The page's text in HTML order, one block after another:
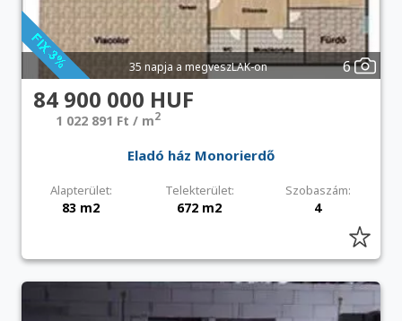
35 napja a megveszLAK-on 6
84 900 000 HUF
1 022 891 Ft / m2
Eladó ház Monorierdő
Alapterület: Telekterület: Szobaszám:
83 m2 672 m2 4